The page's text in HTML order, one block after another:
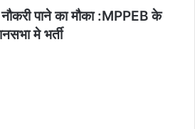
पाने का मौका :MPPEB के
मे भर्ती